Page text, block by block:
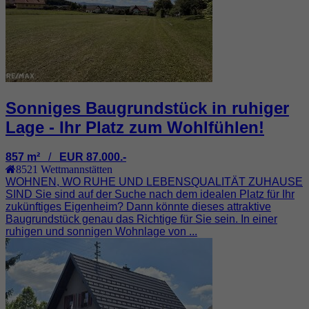
Sonniges Baugrundstück in ruhiger
Lage - Ihr Platz zum Wohlfühlen!
857 m² / EUR 87.000.-
8521 Wettmannstätten
WOHNEN, WO RUHE UND LEBENSQUALITÄT ZUHAUSE
SIND Sie sind auf der Suche nach dem idealen Platz für Ihr
zukünftiges Eigenheim? Dann könnte dieses attraktive
Baugrundstück genau das Richtige für Sie sein. In einer
ruhigen und sonnigen Wohnlage von ...